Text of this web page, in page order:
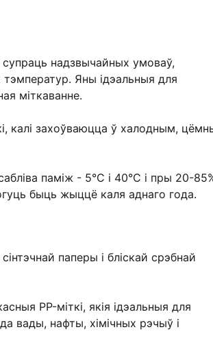
супраць надзвычайных умоваў,
Яны ідэальныя для
міткаванне.
калі захоўваюцца ў халодным,
паміж - 5°C і 40°C і пры 20-
быць жыццё каля аднаго года.
паперы і бліскай срэбнай
PP-міткі, якія ідэальныя для
вады, нафты, хімічных рэчыў і